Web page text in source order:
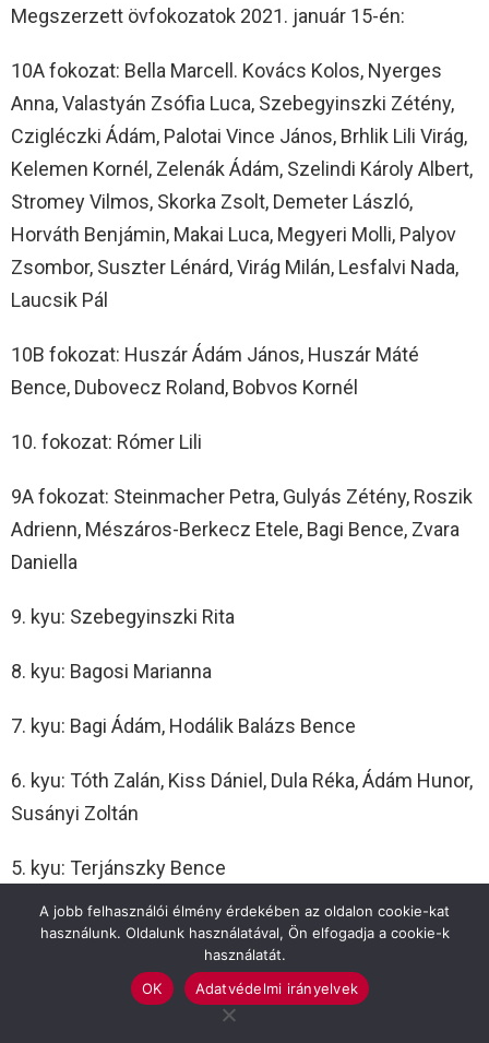
Megszerzett övfokozatok 2021. január 15-én:
10A fokozat: Bella Marcell. Kovács Kolos, Nyerges
Anna, Valastyán Zsófia Luca, Szebegyinszki Zétény,
Czigléczki Ádám, Palotai Vince János, Brhlik Lili Virág,
Kelemen Kornél, Zelenák Ádám, Szelindi Károly Albert,
Stromey Vilmos, Skorka Zsolt, Demeter László,
Horváth Benjámin, Makai Luca, Megyeri Molli, Palyov
Zsombor, Suszter Lénárd, Virág Milán, Lesfalvi Nada,
Laucsik Pál
10B fokozat: Huszár Ádám János, Huszár Máté
Bence, Dubovecz Roland, Bobvos Kornél
10. fokozat: Rómer Lili
9A fokozat: Steinmacher Petra, Gulyás Zétény, Roszik
Adrienn, Mészáros-Berkecz Etele, Bagi Bence, Zvara
Daniella
9. kyu: Szebegyinszki Rita
8. kyu: Bagosi Marianna
7. kyu: Bagi Ádám, Hodálik Balázs Bence
6. kyu: Tóth Zalán, Kiss Dániel, Dula Réka, Ádám Hunor,
Susányi Zoltán
5. kyu: Terjánszky Bence
2. kyu: Kemény Ákos, Ruzsinszki Balázs
A jobb felhasználói élmény érdekében az oldalon cookie-kat
használunk. Oldalunk használatával, Ön elfogadja a cookie-k
használatát.
OK
Adatvédelmi irányelvek